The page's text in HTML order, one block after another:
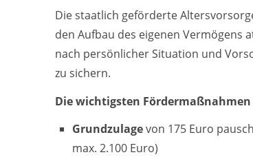
Die staatlich geförderte
den Aufbau des eigenen Vermögens
nach persönlicher Situation und
zu sichern.
Die wichtigsten
Grundzulagevon 175 Euro
max. 2.100 Euro)